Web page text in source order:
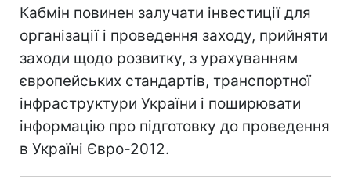
Кабмін повинен залучати інвестиції для
організації і проведення заходу, прийняти
заходи щодо розвитку, з урахуванням
європейських стандартів, транспортної
інфраструктури України і поширювати
інформацію про підготовку до проведення
в Україні Євро-2012.